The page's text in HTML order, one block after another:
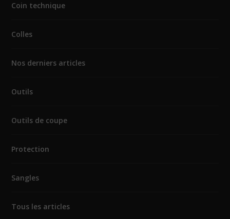
Coin technique
Colles
Nos derniers articles
Outils
Outils de coupe
Protection
Sangles
Tous les articles